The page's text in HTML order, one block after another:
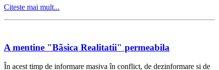
Citeste mai mult...
A mentine "Bãsica Realitatii" permeabila
În acest timp de informare masiva în conflict, de dezinformare si de